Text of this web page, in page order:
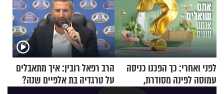
לפני ואחרי: כך הפכנו כניסה
עמוסה לפינה מסודרת,
הרב רפאל רובין: איך מתאבלים
על טרגדיה בת אלפיים שנה?